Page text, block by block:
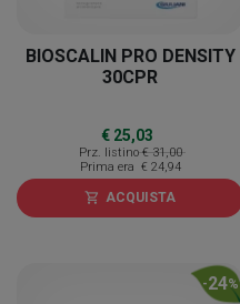
BIOSCALIN PRO DENSITY
30CPR
€ 25,03
Prz. listino € 31,00
Prima era € 24,94
shopping_cart ACQUISTA
-24%